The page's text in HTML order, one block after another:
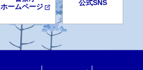
ホームページ
公式SNS